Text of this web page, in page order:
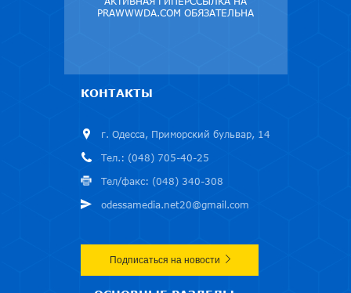
PRAWWWDA.COM ОБЯЗАТЕЛЬНА
КОНТАКТЫ
г. Одесса, Приморский бульвар, 14
Тел.: (048) 705-40-25
Тел/факс: (048) 340-308
odessamedia.net20@gmail.com
Подписаться на новости